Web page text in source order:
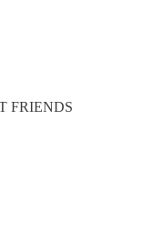
FRIENDS